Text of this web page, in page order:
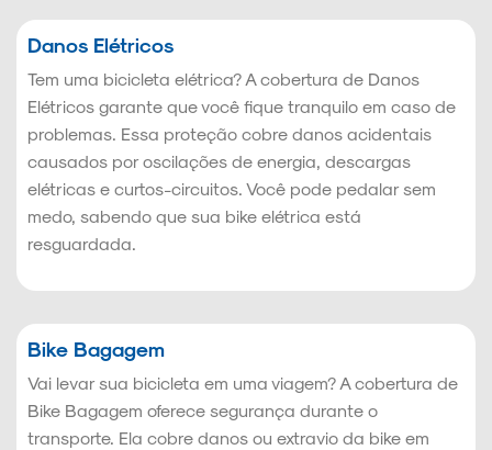
Danos Elétricos
Tem uma bicicleta elétrica? A cobertura de Danos
Elétricos garante que você fique tranquilo em caso de
problemas. Essa proteção cobre danos acidentais
causados por oscilações de energia, descargas
elétricas e curtos-circuitos. Você pode pedalar sem
medo, sabendo que sua bike elétrica está
resguardada.
Bike Bagagem
Vai levar sua bicicleta em uma viagem? A cobertura de
Bike Bagagem oferece segurança durante o
transporte. Ela cobre danos ou extravio da bike em